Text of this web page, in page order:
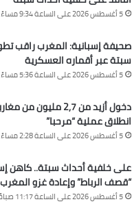
5 أغسطس 2026 على الساعة 9:34 مساءً
صحيفة إسبانية: المغرب راقب
سبتة عبر أقماره العسكرية
5 أغسطس 2026 على الساعة 5:36 مساءً
دخول أزيد من 2,7 مليون
انطلاق عملية “مرحبا”
5 أغسطس 2026 على الساعة 2:28 مساءً
على خلفية أحداث سبتة.. كاهن
“قصف الرباط” وإعادة غزو المغرب
5 أغسطس 2026 على الساعة 11:17 صباحًا